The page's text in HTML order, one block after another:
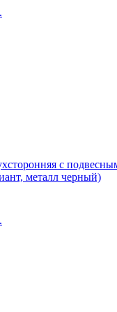
с
металл черный)